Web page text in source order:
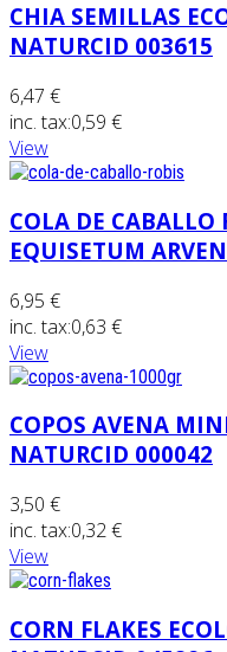
CHIA SEMILLAS
NATURCID 003615
6,47 €
inc. tax:0,59 €
View
COLA DE CABALLO
EQUISETUM
6,95 €
inc. tax:0,63 €
View
COPOS AVENA
NATURCID 000042
3,50 €
inc. tax:0,32 €
View
CORN FLAKES